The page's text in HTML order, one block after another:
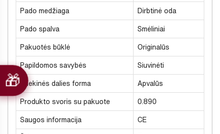
Pado medžiaga Dirbtinė oda
Pado spalva Smėliniai
Pakuotės būklė Originalūs
Papildomos savybės Siuvinėti
Priekinės dalies forma Apvalūs
Produkto svoris su pakuote 0.890
Saugos informacija CE